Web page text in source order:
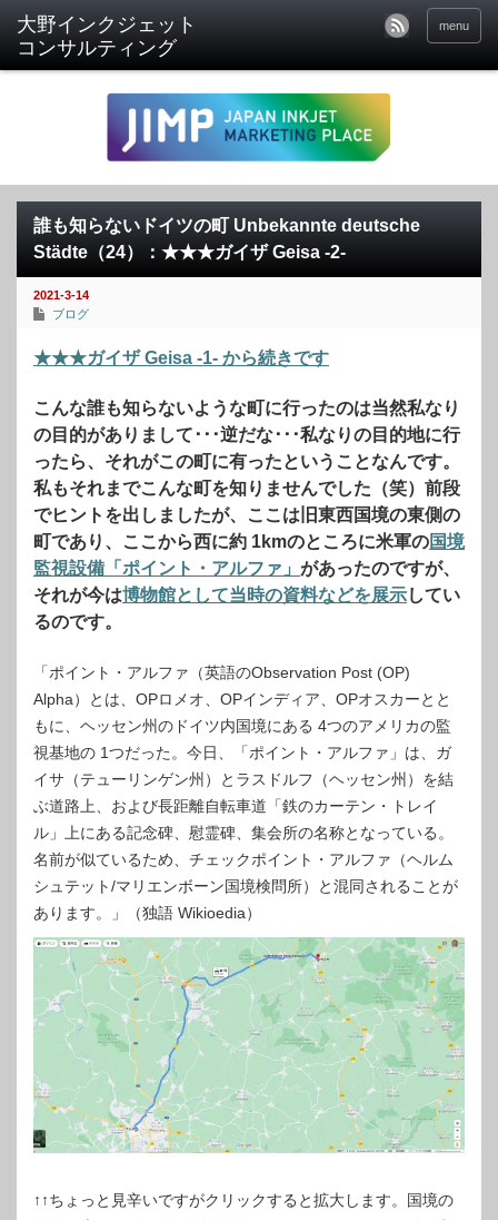
menu
誰も知らないドイツの町 Unbekannte deutsche
Städte（24）：★★★ガイザ Geisa -2-
2021-3-14
ブログ
★★★ガイザ Geisa -1- から続きです
こんな誰も知らないような町に行ったのは当然私なり
の目的がありまして･･･逆だな･･･私なりの目的地に行
ったら、それがこの町に有ったということなんです。
私もそれまでこんな町を知りませんでした（笑）前段
でヒントを出しましたが、ここは旧東西国境の東側の
町であり、ここから西に約 1kmのところに米軍の国境
監視設備「ポイント・アルファ」 があったのですが、
それが今は博物館として当時の資料などを展示してい
るのです。
「ポイント・アルファ（英語のObservation Post (OP)
Alpha）とは、OPロメオ、OPインディア、OPオスカーとと
もに、ヘッセン州のドイツ内国境にある 4つのアメリカの監
視基地の 1つだった。今日、「ポイント・アルファ」は、ガ
イサ（テューリンゲン州）とラスドルフ（ヘッセン州）を結
ぶ道路上、および長距離自転車道「鉄のカーテン・トレイ
ル」上にある記念碑、慰霊碑、集会所の名称となっている。
名前が似ているため、チェックポイント・アルファ（ヘルム
シュテット/マリエンボーン国境検問所）と混同されることが
あります。」（独語 Wikioedia）
↑↑ちょっと見辛いですがクリックすると拡大します。国境の